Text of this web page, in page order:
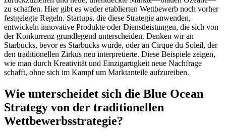
zu schaffen. Hier gibt es weder etablierten Wettbewerb noch vorher
festgelegte Regeln. Startups, die diese Strategie anwenden,
entwickeln innovative Produkte oder Dienstleistungen, die sich von
der Konkurrenz grundlegend unterscheiden. Denken wir an
Starbucks, bevor es Starbucks wurde, oder an Cirque du Soleil, der
den traditionellen Zirkus neu interpretierte. Diese Beispiele zeigen,
wie man durch Kreativität und Einzigartigkeit neue Nachfrage
schafft, ohne sich im Kampf um Marktanteile aufzureiben.
Wie unterscheidet sich die Blue Ocean
Strategy von der traditionellen
Wettbewerbsstrategie?